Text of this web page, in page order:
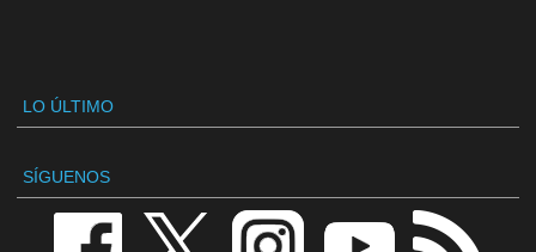
LO ÚLTIMO
SÍGUENOS